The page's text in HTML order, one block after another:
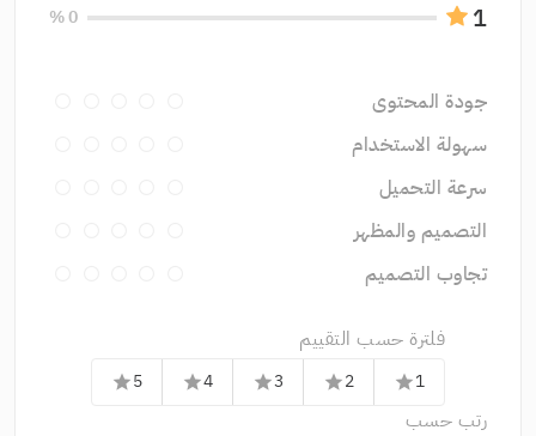
1
0 %
جودة المحتوى
سهولة الاستخدام
سرعة التحميل
التصميم والمظهر
تجاوب التصميم
فلترة حسب التقييم
1
star
2
star
3
star
4
star
5
star
رتب حسب